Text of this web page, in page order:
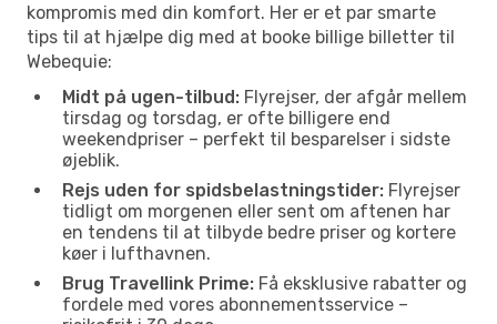
kompromis med din komfort. Her er et par smarte
tips til at hjælpe dig med at booke billige billetter til
Webequie:
Midt på ugen-tilbud: Flyrejser, der afgår mellem
tirsdag og torsdag, er ofte billigere end
weekendpriser – perfekt til besparelser i sidste
øjeblik.
Rejs uden for spidsbelastningstider: Flyrejser
tidligt om morgenen eller sent om aftenen har
en tendens til at tilbyde bedre priser og kortere
køer i lufthavnen.
Brug Travellink Prime: Få eksklusive rabatter og
fordele med vores abonnementsservice –